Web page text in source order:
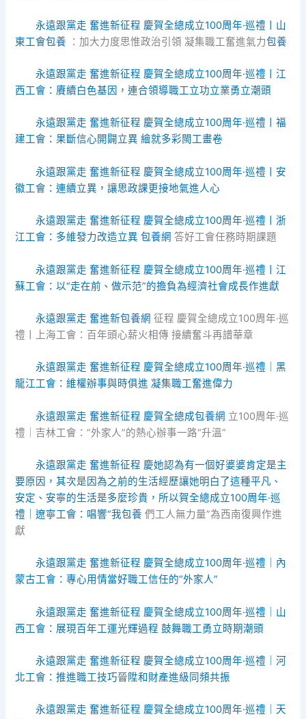
永遠跟黨走 奮進新征程 慶賀全總成立100周年·巡禮丨山
東工會包養 ：加大力度思惟政治引領 凝集職工奮進氣力包養
永遠跟黨走 奮進新征程 慶賀全總成立100周年·巡禮丨江
西工會：賡續白色基因，連合領導職工立功立業勇立潮頭
永遠跟黨走 奮進新征程 慶賀全總成立100周年·巡禮丨福
建工會：果斷信心開闢立異 繪就多彩閩工畫卷
永遠跟黨走 奮進新征程 慶賀全總成立100周年·巡禮丨安
徽工會：連續立異，讓思政課更接地氣進人心
永遠跟黨走 奮進新征程 慶賀全總成立100周年·巡禮丨浙
江工會：多維發力改造立異包養網 答好工會任務時期課題
永遠跟黨走 奮進新征程 慶賀全總成立100周年·巡禮丨江
蘇工會：以“走在前、做示范”的擔負為經濟社會成長作進獻
永遠跟黨走 奮進新包養網 征程 慶賀全總成立100周年·巡
禮丨上海工會：百年頭心薪火相傳 接續奮斗再譜華章
永遠跟黨走 奮進新征程 慶賀全總成立100周年·巡禮｜黑
龍江工會：維權辦事與時俱進 凝集職工奮進偉力
永遠跟黨走 奮進新征程 慶賀全總成包養網 立100周年·巡
禮｜吉林工會：“外家人”的熱心辦事一路“升溫”
永遠跟黨走 奮進新征程 慶她認為有一個好婆婆肯定是主
要原因，其次是因為之前的生活經歷讓她明白了這種平凡、
安定、安寧的生活是多麼珍貴，所以賀全總成立100周年·巡
禮｜遼寧工會：唱響“我包養 們工人無力量”為西南復興作進
獻
永遠跟黨走 奮進新征程 慶賀全總成立100周年·巡禮｜內
蒙古工會：專心用情當好職工信任的“外家人”
永遠跟黨走 奮進新征程 慶賀全總成立100周年·巡禮｜山
西工會：展現百年工運光輝過程 鼓舞職工勇立時期潮頭
永遠跟黨走 奮進新征程 慶賀全總成立100周年·巡禮｜河
北工會：推進職工技巧晉陞和財產進級同頻共振
永遠跟黨走 奮進新征程 慶賀全總成立100周年·巡禮｜天